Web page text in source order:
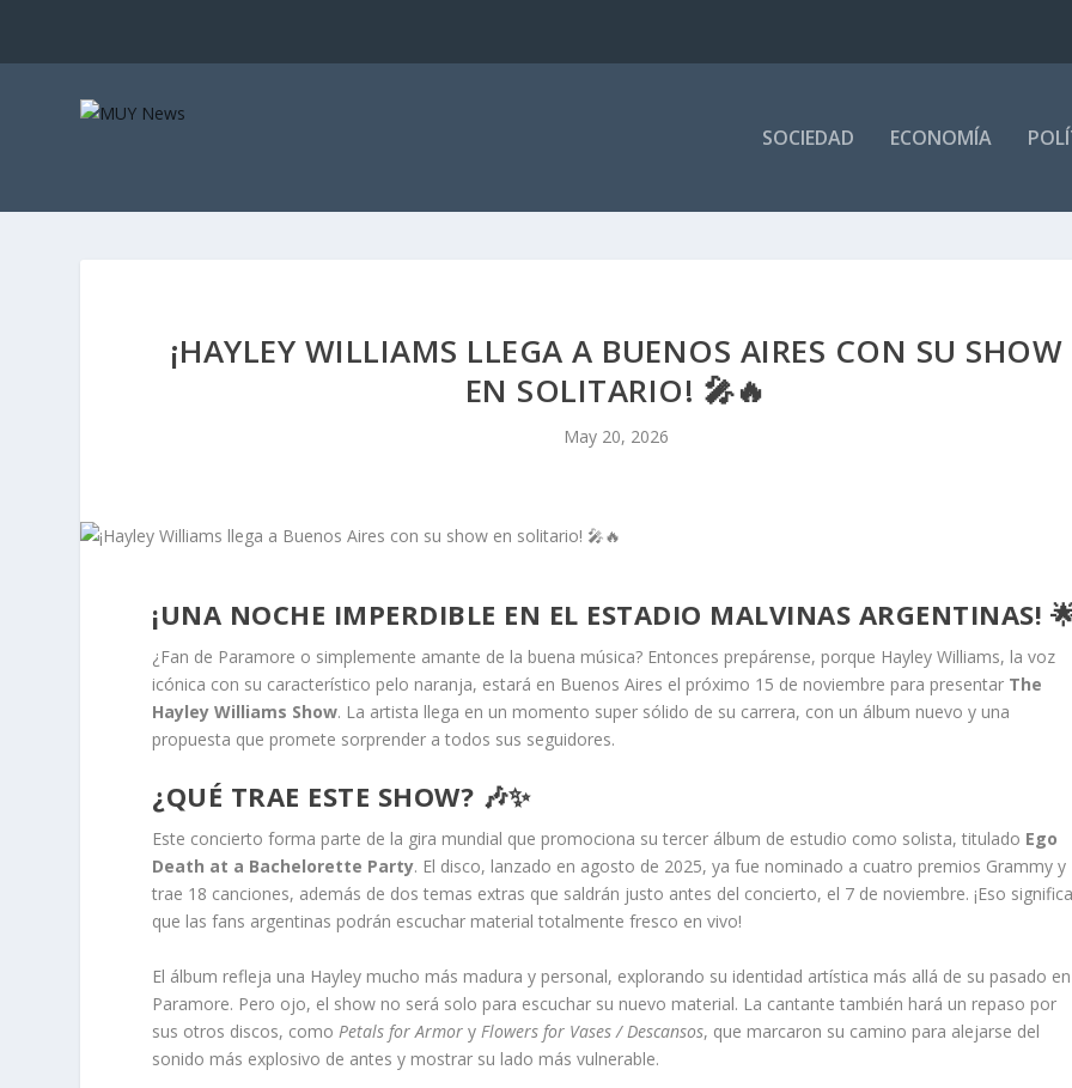
SOCIEDAD ECONOMÍA
¡HAYLEY WILLIAMS LLEGA A BUENOS AIRES CON SU SHOW
EN SOLITARIO! 🎤🔥
May 20, 2026
¡UNA NOCHE IMPERDIBLE EN EL ESTADIO MALVINAS ARGENTINAS!
¿Fan de Paramore o simplemente amante de la buena música? Entonces prepárense, porque Hayley Williams, la voz
icónica con su característico pelo naranja, estará en Buenos Aires el próximo 15 de noviembre para presentar The
Hayley Williams Show. La artista llega en un momento super sólido de su carrera, con un álbum nuevo y una
propuesta que promete sorprender a todos sus seguidores.
¿QUÉ TRAE ESTE SHOW? 🎶✨
Este concierto forma parte de la gira mundial que promociona su tercer álbum de estudio como solista, titulado Ego
Death at a Bachelorette Party. El disco, lanzado en agosto de 2025, ya fue nominado a cuatro premios Grammy y
trae 18 canciones, además de dos temas extras que saldrán justo antes del concierto, el 7 de noviembre. ¡Eso
que las fans argentinas podrán escuchar material totalmente fresco en vivo!
El álbum refleja una Hayley mucho más madura y personal, explorando su identidad artística más allá de su pasado en
Paramore. Pero ojo, el show no será solo para escuchar su nuevo material. La cantante también hará un repaso por
sus otros discos, como Petals for Armor y Flowers for Vases / Descansos, que marcaron su camino para alejarse del
sonido más explosivo de antes y mostrar su lado más vulnerable.